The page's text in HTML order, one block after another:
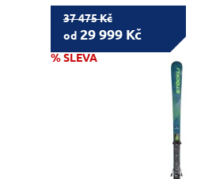
37 475 Kč
od 29 999 Kč
% SLEVA